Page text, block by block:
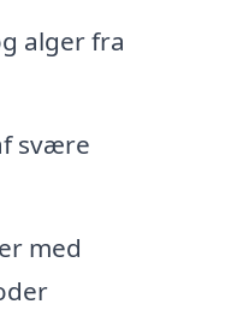
alger fra
svære
med